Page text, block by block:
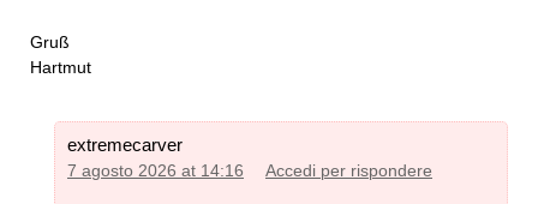
Gruß
Hartmut
extremecarver
7 agosto 2026 at 14:16 Accedi per rispondere